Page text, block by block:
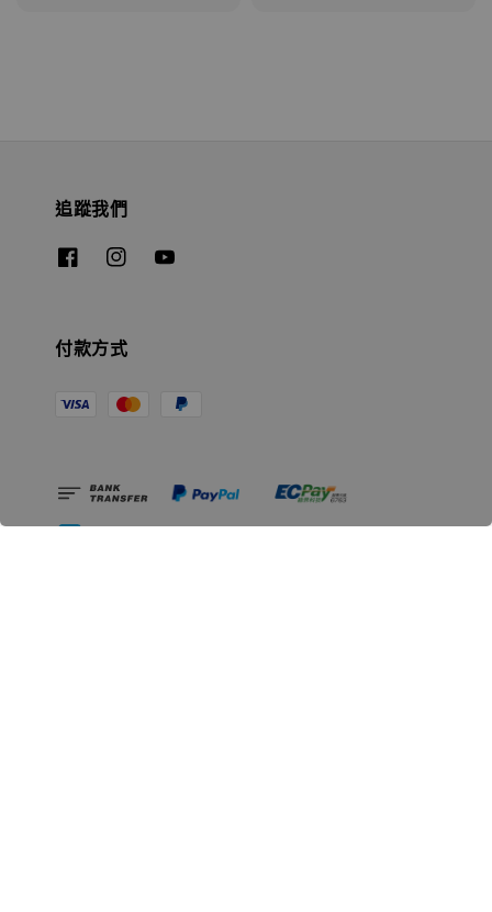
追蹤我們
付款方式